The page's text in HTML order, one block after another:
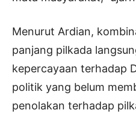
Menurut Ardian,
panjang pilkada
kepercayaan terhadap
politik yang belum
penolakan terhadap